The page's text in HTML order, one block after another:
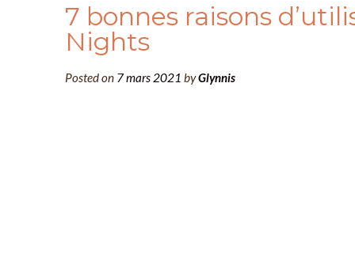
7 bonnes raisons
Nights
Posted on 7 mars 2021 byGlynnis